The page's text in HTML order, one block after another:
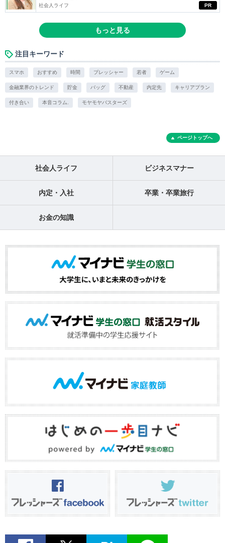
PR
社会人ライフ
もっと見る
注目キーワード
スマホ おすすめ 時間 プレッシャー 若者 ゲーム
金融業界のトレンド 貯金 バッグ 不動産 内定先 キャリアプラン
付き合い 本音コラム. モヤモヤバスターズ
ページトップへ
社会人ライフ ビジネスマナー
内定・入社 卒業・卒業旅行
お金の知識